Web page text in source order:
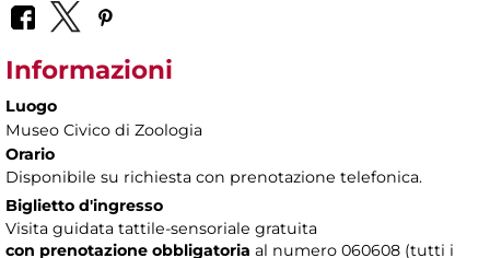
Informazioni
Luogo
Museo Civico di Zoologia
Orario
Disponibile su richiesta con prenotazione telefonica.
Biglietto d'ingresso
Visita guidata tattile-sensoriale gratuita
con prenotazione obbligatoria al numero 060608 (tutti i